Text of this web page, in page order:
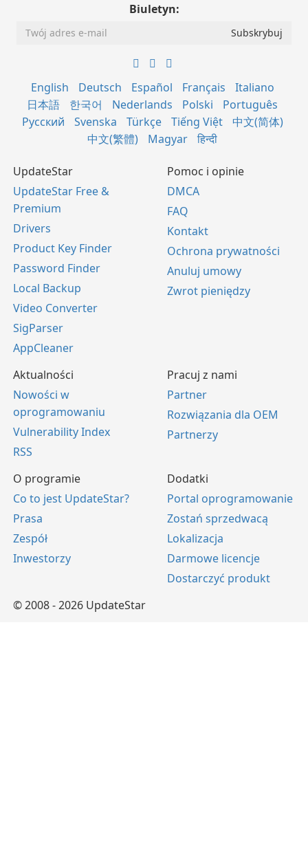
Biuletyn:
English Deutsch Español Français
Italiano
日本語
한국어 Nederlands Polski
Português
Русский
Svenska Türkçe Tiếng Việt
中文(简体)
中文(繁體)
Magyar हिन्दी
UpdateStar
UpdateStar Free &
Premium
Drivers
Product Key Finder
Password Finder
Local Backup
Video Converter
SigParser
AppCleaner
Pomoc i opinie
DMCA
FAQ
Kontakt
Ochrona prywatności
Anuluj umowy
Zwrot pieniędzy
Aktualności
Nowości w
oprogramowaniu
Vulnerability Index
RSS
Pracuj z nami
Partner
Rozwiązania dla OEM
Partnerzy
O programie
Co to jest UpdateStar?
Prasa
Zespół
Inwestorzy
Dodatki
Portal oprogramowanie
Zostań sprzedwacą
Lokalizacja
Darmowe licencje
Dostarczyć produkt
© 2008 - 2026 UpdateStar